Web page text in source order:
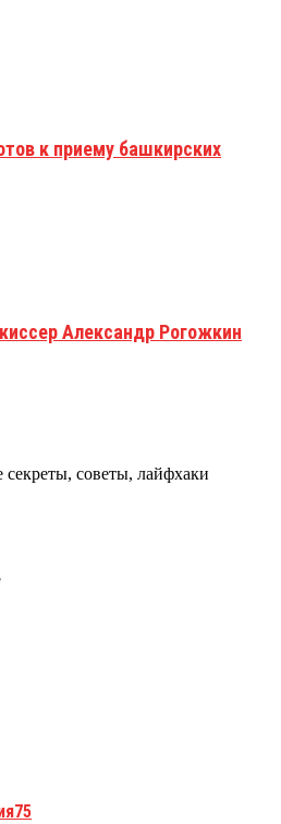
к приему башкирских
Александр Рогожкин
советы, лайфхаки
75